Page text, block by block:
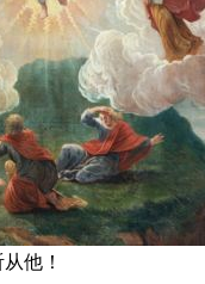
他！